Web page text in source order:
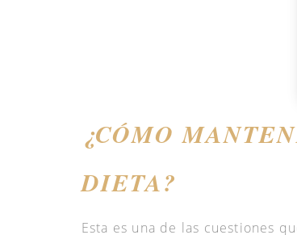
¿CÓMO
DIETA?
Esta es una de las cuestiones